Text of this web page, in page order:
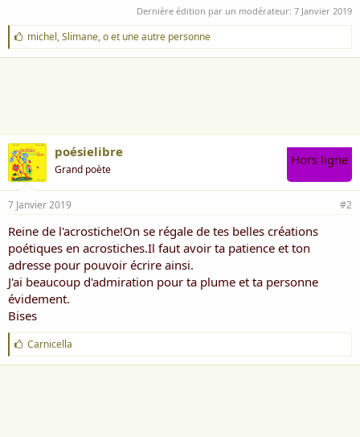
Dernière édition par un modérateur: 7 Janvier 2019
J
'
a
michel,Slimane,oet une autre personne
poésielibre
Grand poète
Hors ligne
7 Janvier 2019 #2
Reine de l'acrostiche!On se régale de tes belles créations
poétiques en acrostiches.Il faut avoir ta patience et ton
adresse pour pouvoir écrire ainsi.
J'ai beaucoup d'admiration pour ta plume et ta personne
évidement.
Bises
J
'
a
Carnicella